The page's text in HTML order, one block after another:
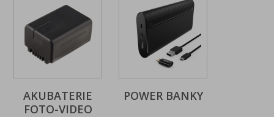
AKUBATERIE
FOTO-VIDEO
POWER BANKY